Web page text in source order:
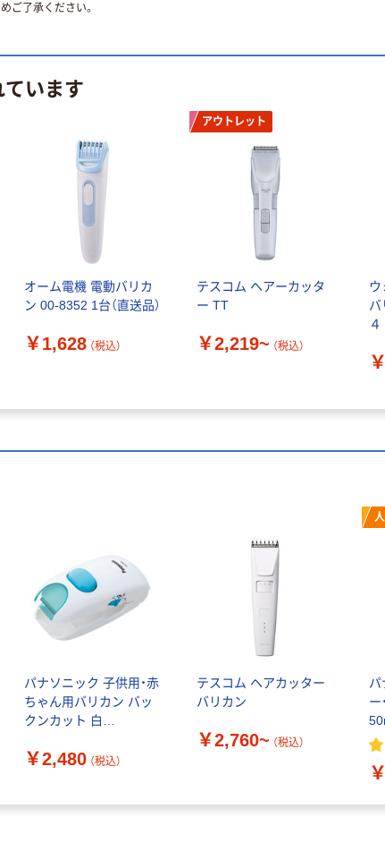
ご了承ください。
います
オーム電機 電動バリカ
ン 00-8352 1台（直送品）
￥1,628 （税込）
アウトレット
テスコム ヘアーカッタ
ー TT
￥2,219~ （税込）
パナソニック 子供用・赤
ちゃん用バリカン バッ
クンカット 白
￥2,480 （税込）
テスコム ヘアカッター
バリカン
￥2,760~ （税込）
ー
ル